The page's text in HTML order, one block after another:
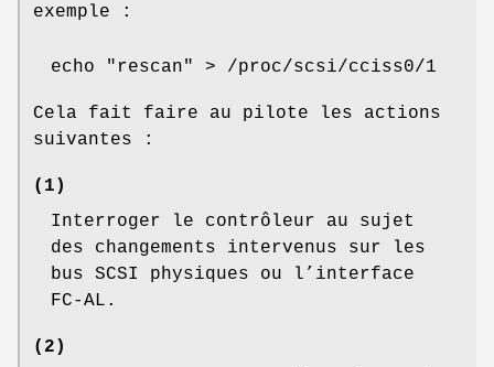
exemple :
echo "rescan" > /proc/scsi/cciss0/1
Cela fait faire au pilote les actions
suivantes :
(1)
Interroger le contrôleur au sujet
des changements intervenus sur les
bus SCSI physiques ou l’interface
FC-AL.
(2)